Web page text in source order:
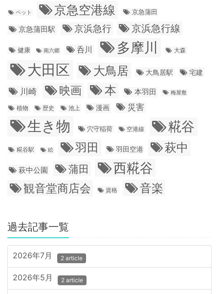
ペット 京急空港線 京急蒲田
京急蒲田駅 京浜急行 京浜急行線
健康 南六郷 呑川 多摩川 大森
大田区 大鳥居 大鳥居駅 宅建
川崎 映画 本 本羽田 梅屋敷
植物 歴史 池上 漫画 災害
生き物 穴守稲荷 空港線 糀谷
糀谷駅 絵 羽田 羽田空港 萩中
萩中公園 蒲田 西糀谷
観音堂商店会 資格 音楽
過去記事一覧
2026年7月 2 article
2026年5月 2 article